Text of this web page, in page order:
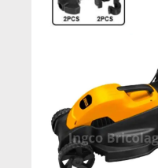
électrique1600W